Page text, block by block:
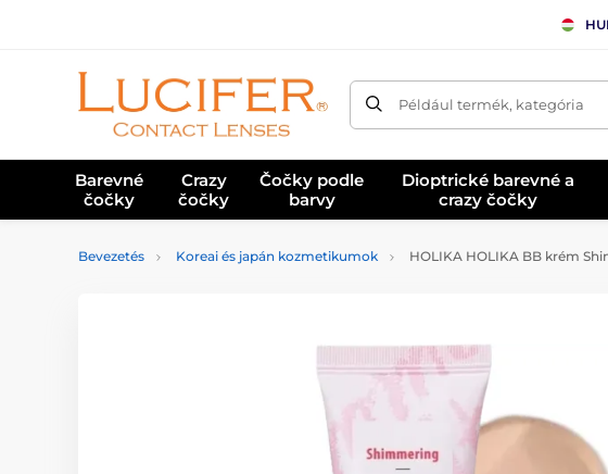
Például termék, kategória
Barevné
čočky
Crazy
čočky
Čočky podle
barvy
Dioptrické barevné a
crazy čočky
Bevezetés Koreai és japán kozmetikumok HOLIKA HOLIKA BB krém